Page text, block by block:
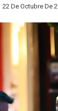
22 De Octubre De